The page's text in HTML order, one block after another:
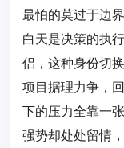
最怕的莫过于边
白天是决策的执
侣，这种身份切
项目据理力争，
下的压力全靠一
强势却处处留情